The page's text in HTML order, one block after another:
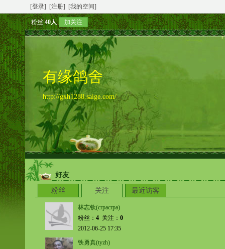
[登录] [注册] [我的空间]
粉丝40人 加关注
有缘鸽舍
http://gxh1288.saige.com/
好友
粉丝 关注 最近访客
林志钦(crpacrpa)
粉丝： 4 关注： 0
2012-06-25 17:35
铁勇真(tyzh)